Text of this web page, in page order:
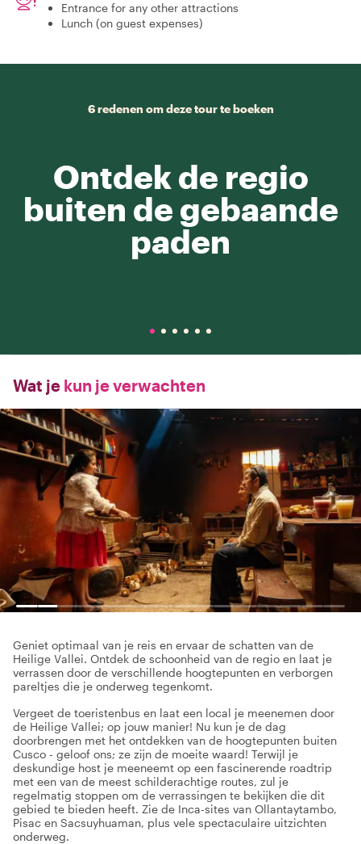
Entrance for any other attractions
Lunch (on guest expenses)
6 redenen om deze tour te boeken
Ontdek de regio
buiten de gebaande
paden
Wat je kun je verwachten
Geniet optimaal van je reis en ervaar de schatten van de
Heilige Vallei. Ontdek de schoonheid van de regio en laat je
verrassen door de verschillende hoogtepunten en verborgen
pareltjes die je onderweg tegenkomt.
Vergeet de toeristenbus en laat een local je meenemen door
de Heilige Vallei; op jouw manier! Nu kun je de dag
doorbrengen met het ontdekken van de hoogtepunten buiten
Cusco - geloof ons; ze zijn de moeite waard! Terwijl je
deskundige host je meeneemt op een fascinerende roadtrip
met een van de meest schilderachtige routes, zul je
regelmatig stoppen om de verrassingen te bekijken die dit
gebied te bieden heeft. Zie de Inca-sites van Ollantaytambo,
Pisac en Sacsuyhuaman, plus vele spectaculaire uitzichten
onderweg.